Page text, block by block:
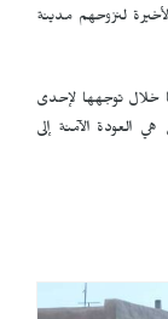
لنزوحهم مدينة
خلال توجهها لإحدى
العودة الآمنة إلى